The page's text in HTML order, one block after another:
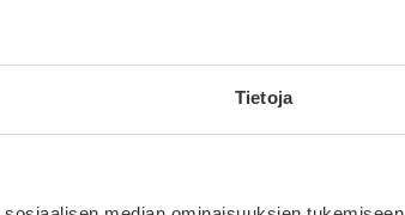
Tietoja
valikoimasta